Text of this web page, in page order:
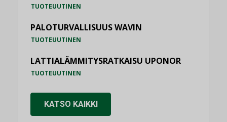
TUOTEUUTINEN
PALOTURVALLISUUS WAVIN
TUOTEUUTINEN
LATTIALÄMMITYSRATKAISU UPONOR
TUOTEUUTINEN
KATSO KAIKKI